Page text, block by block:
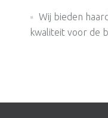
Wij bieden
kwaliteit voor de